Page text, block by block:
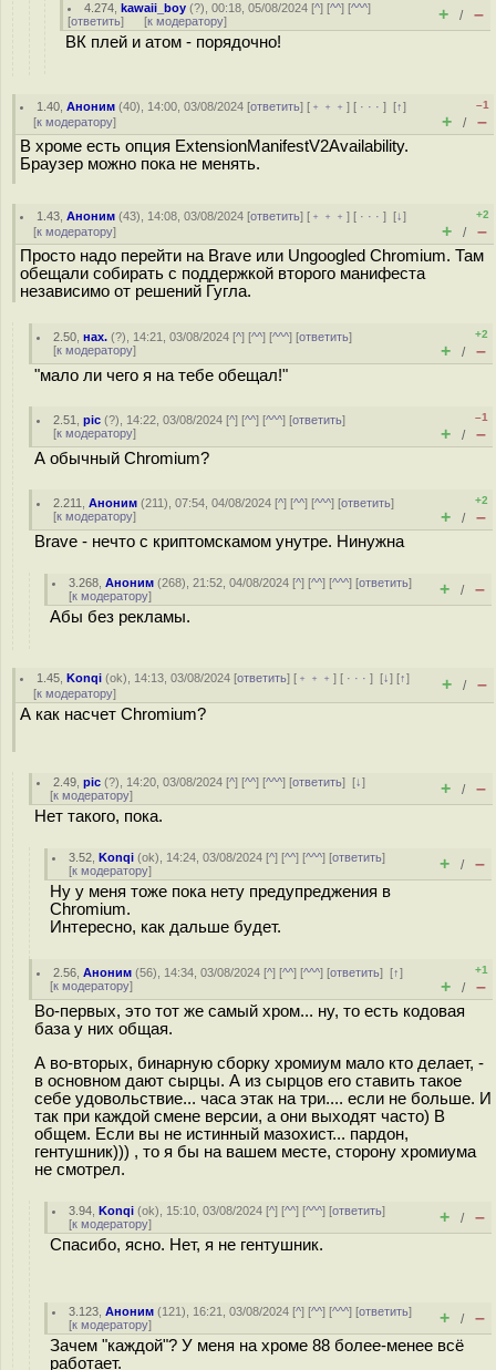
4.274 ,kawaii_boy (?), 00:18, 05/08/2024 [^] [^^] [^^^]
[ответить] [к модератору] + / –
ВК плей и атом - порядочно!
1.40 ,Аноним (40), 14:00, 03/08/2024 [ответить] [ ﹢﹢﹢] [ · · ·][↑]
[к модератору]
–1
+ / –
В хроме есть опция ExtensionManifestV2Availability.
Браузер можно пока не менять.
1.43 ,Аноним (43), 14:08, 03/08/2024 [ответить] [ ﹢﹢﹢] [ · · ·][↓]
[к модератору]
+2
+ / –
Просто надо перейти на Brave или Ungoogled Chromium. Там
обещали собирать с поддержкой второго манифеста
независимо от решений Гугла.
2.50 ,нах. (?), 14:21, 03/08/2024 [^] [^^] [^^^] [ответить]
[к модератору]
+2
+ / –
"мало ли чего я на тебе обещал!"
2.51 ,pic (?), 14:22, 03/08/2024 [^] [^^] [^^^] [ответить]
[к модератору]
–1
+ / –
А обычный Chromium?
2.211 ,Аноним (211), 07:54, 04/08/2024 [^] [^^] [^^^] [ответить]
[к модератору]
+2
+ / –
Brave - нечто с криптомскамом унутре. Нинужна
3.268 ,Аноним (268), 21:52, 04/08/2024 [^] [^^] [^^^] [ответить]
[к модератору] + / –
Абы без рекламы.
1.45 ,Konqi (ok), 14:13, 03/08/2024 [ответить] [ ﹢﹢﹢] [ · · ·][↓] [↑]
[к модератору] + / –
А как насчет Chromium?
2.49 ,pic (?), 14:20, 03/08/2024 [^] [^^] [^^^] [ответить][↓]
[к модератору] + / –
Нет такого, пока.
3.52 ,Konqi (ok), 14:24, 03/08/2024 [^] [^^] [^^^] [ответить]
[к модератору] + / –
Ну у меня тоже пока нету предупреджения в
Chromium.
Интересно, как дальше будет.
2.56 ,Аноним (56), 14:34, 03/08/2024 [^] [^^] [^^^] [ответить][↑]
[к модератору]
+1
+ / –
Во-первых, это тот же самый хром... ну, то есть кодовая
база у них общая.
А во-вторых, бинарную сборку хромиум мало кто делает, -
в основном дают сырцы. А из сырцов его ставить такое
себе удовольствие... часа этак на три.... если не больше. И
так при каждой смене версии, а они выходят часто) В
общем. Если вы не истинный мазохист... пардон,
гентушник))) , то я бы на вашем месте, сторону хромиума
не смотрел.
3.94 ,Konqi (ok), 15:10, 03/08/2024 [^] [^^] [^^^] [ответить]
[к модератору] + / –
Спасибо, ясно. Нет, я не гентушник.
3.123 ,Аноним (121), 16:21, 03/08/2024 [^] [^^] [^^^] [ответить]
[к модератору] + / –
Зачем "каждой"? У меня на хроме 88 более-менее всё
работает.